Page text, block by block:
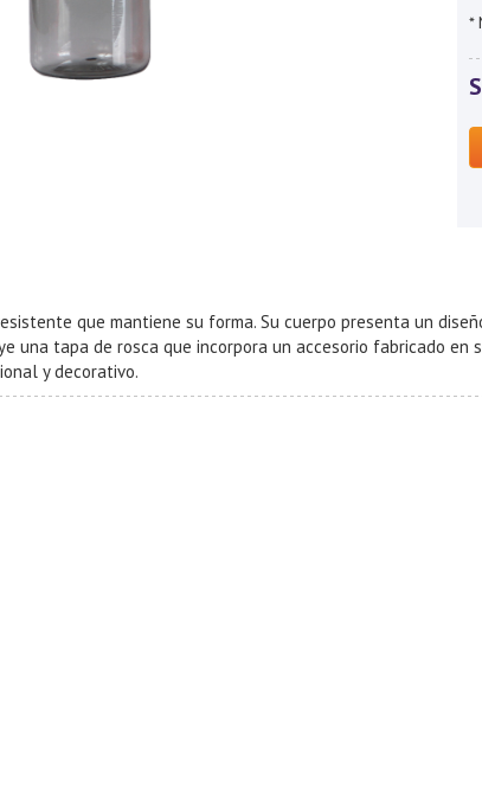
*
que mantiene su forma. Su cuerpo presenta un
tapa de rosca que incorpora un accesorio fabricado
y decorativo.